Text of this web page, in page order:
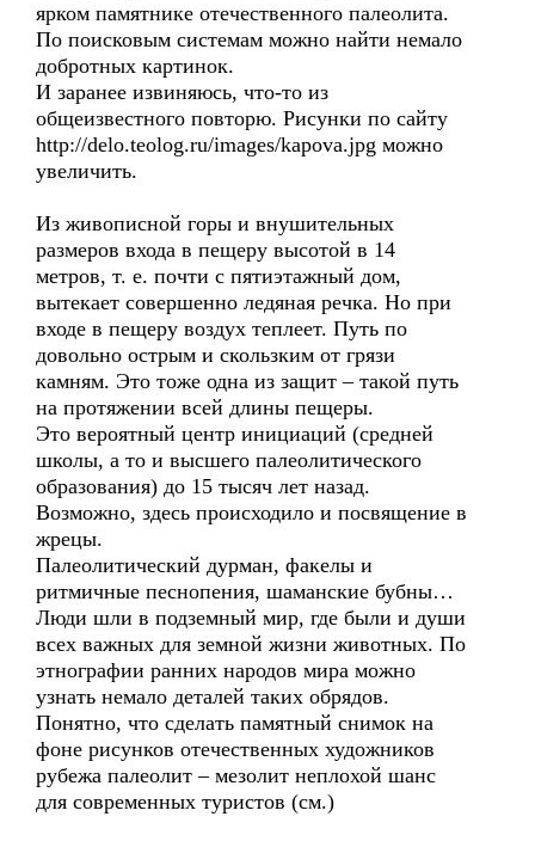
ярком памятнике отечественного палеолита.
По поисковым системам можно найти немало
добротных картинок.
И заранее извиняюсь, что-то из
общеизвестного повторю. Рисунки по сайту
http://delo.teolog.ru/images/kapova.jpg можно
увеличить.
Из живописной горы и внушительных
размеров входа в пещеру высотой в 14
метров, т. е. почти с пятиэтажный дом,
вытекает совершенно ледяная речка. Но при
входе в пещеру воздух теплеет. Путь по
довольно острым и скользким от грязи
камням. Это тоже одна из защит – такой путь
на протяжении всей длины пещеры.
Это вероятный центр инициаций (средней
школы, а то и высшего палеолитического
образования) до 15 тысяч лет назад.
Возможно, здесь происходило и посвящение в
жрецы.
Палеолитический дурман, факелы и
ритмичные песнопения, шаманские бубны…
Люди шли в подземный мир, где были и души
всех важных для земной жизни животных. По
этнографии ранних народов мира можно
узнать немало деталей таких обрядов.
Понятно, что сделать памятный снимок на
фоне рисунков отечественных художников
рубежа палеолит – мезолит неплохой шанс
для современных туристов (см.)